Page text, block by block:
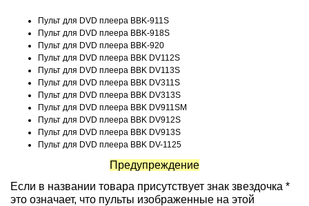
Пульт для DVD плеера BBK-911S
Пульт для DVD плеера BBK-918S
Пульт для DVD плеера BBK-920
Пульт для DVD плеера BBK DV112S
Пульт для DVD плеера BBK DV113S
Пульт для DVD плеера BBK DV311S
Пульт для DVD плеера BBK DV313S
Пульт для DVD плеера BBK DV911SM
Пульт для DVD плеера BBK DV912S
Пульт для DVD плеера BBK DV913S
Пульт для DVD плеера BBK DV-1125
Предупреждение
Если в названии товара присутствует знак звездочка *
это означает, что пульты изображенные на этой